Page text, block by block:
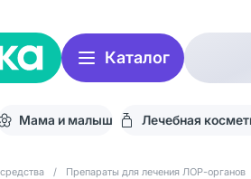
Каталог
Мама и малыш Лечебная
/ Препараты для лечения ЛОР-органов